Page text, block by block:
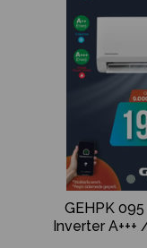
GEHPK
Inverter A+++